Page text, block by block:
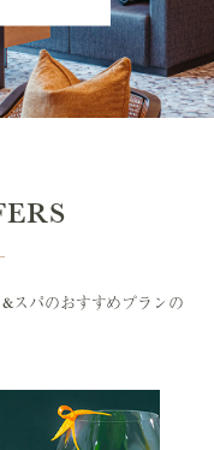
スパのおすすめプランの